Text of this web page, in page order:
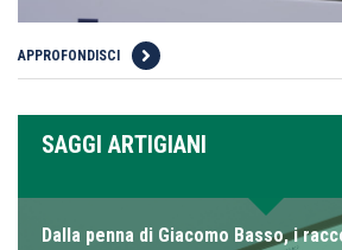
APPROFONDISCI
SAGGI ARTIGIANI
Dalla penna di Giacomo Basso, i